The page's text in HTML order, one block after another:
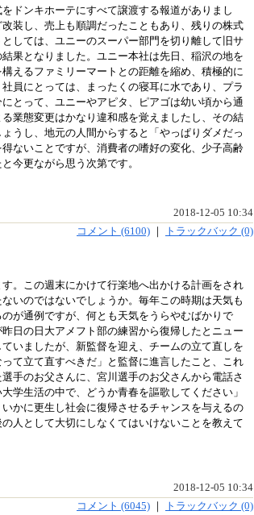
ドンキホーテにすべて譲渡する報道がありまし
装し、売上も順調だったこともあり、残りの株式
しては、ユニーのスーパー部門を切り離して旧サ
果となりました。ユニー本社は先日、稲沢の地を
えるファミリーマートとの距離を縮め、積極的に
員にとっては、まったくの寝耳に水であり、プラ
とって、ユニーやアピタ、ピアゴは幼い頃から通
業態変更はかなり違和感を覚えましたし、その結
うし、地元の人間からすると「やっぱりダメだっ
ないことですが、消費者の嗜好の変化、少子高齢
今更ながら思う次第です。
2018-12-05 10:34
コメント (6100)
トラックバック (0)
。この週末にかけて行楽地へ出かける計画をされ
いのではないでしょうか。毎年この時期は天気も
が通例ですが、何とも天気をうらやむばかりで
日の日大アメフト部の練習から復帰したとニュー
いましたが、新監督を迎え、チームの立て直しを
て立て直すべきだ」と監督に進言したこと、これ
手のお父さんに、宮川選手のお父さんから電話さ
学生活の中で、どうか青春を謳歌してください」
かに更生し社会に復帰させるチャンスを与えるの
人として大切にしなくてはいけないことを教えて
2018-12-05 10:34
コメント (6045)
トラックバック (0)